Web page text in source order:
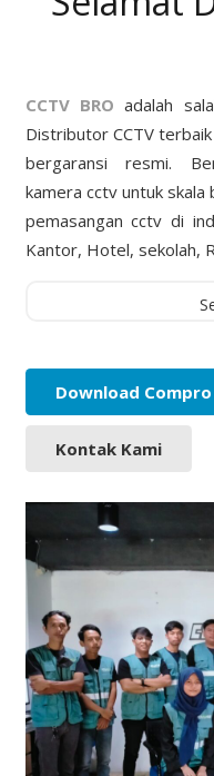
CCTV BRO adalah
Distributor CCTV
bergaransi resmi.
kamera cctv untuk skala
pemasangan cctv di
Kantor, Hotel, sekolah,
Download Compro
Kontak Kami